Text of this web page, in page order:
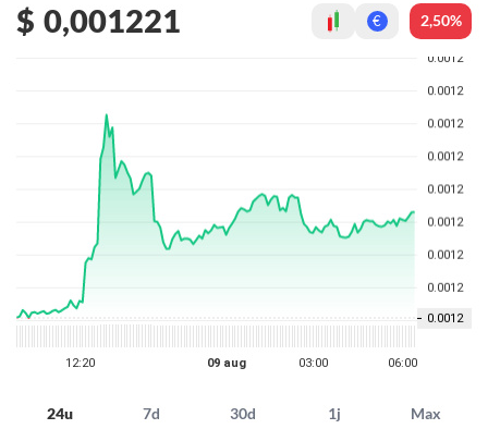
$ 0,001221 € 2,50%
24u 7d 30d 1j Max